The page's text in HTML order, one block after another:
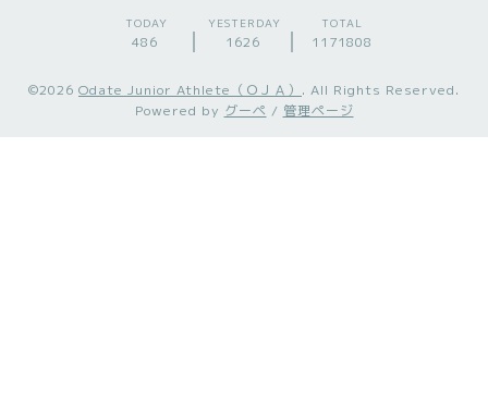
TODAY
486
YESTERDAY
1626
TOTAL
1171808
©2026 Odate Junior Athlete（ＯＪＡ） . All Rights Reserved.
Powered by グーペ / 管理ページ